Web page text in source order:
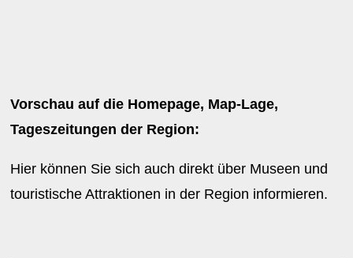
Vorschau auf die Homepage, Map-Lage,
Tageszeitungen der Region:
Hier können Sie sich auch direkt über Museen und
touristische Attraktionen in der Region informieren.